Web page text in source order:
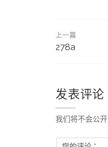
文
章
航
上一篇
278a
发表评论
我们将不会公